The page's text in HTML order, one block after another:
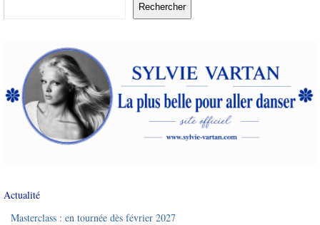
Rechercher
Actualité
Masterclass : en tournée dès février 2027